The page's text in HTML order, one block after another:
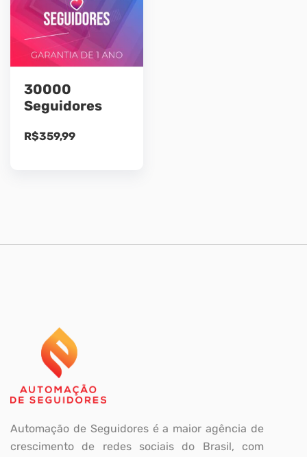
30000
Seguidores
R$359,99
Automação de Seguidores é a maior agência de
crescimento de redes sociais do Brasil, com